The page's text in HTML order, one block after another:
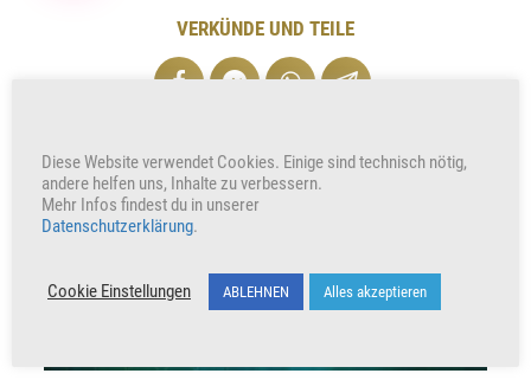
VERKÜNDE UND TEILE
Werbung
Diese Website verwendet Cookies. Einige sind technisch nötig,
andere helfen uns, Inhalte zu verbessern.
Mehr Infos findest du in unserer
Datenschutzerklärung.
Cookie Einstellungen ABLEHNEN Alles akzeptieren